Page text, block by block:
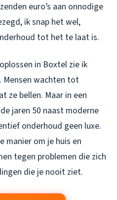
euro’s aan onnodige
ik snap het wel,
tot het te laat is.
in Boxtel zie ik
wachten tot
ze bellen. Maar in een
jaren 50 naast moderne
onderhoud geen luxe.
manier om je huis en
tegen problemen die zich
die je nooit ziet.